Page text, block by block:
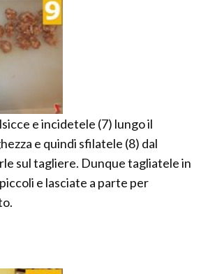
e incidetele (7) lungo il
e quindi sfilatele (8) dal
sul tagliere. Dunque tagliatele in
e lasciate a parte per